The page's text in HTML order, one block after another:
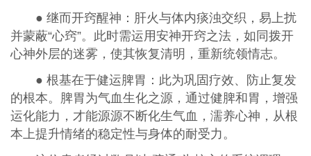
● 继而开窍醒神：肝火与体内痰浊交织，易上扰
并蒙蔽“心窍”。此时需运用安神开窍之法，如同拨开
心神外层的迷雾，使其恢复清明，重新统领情志。
● 根基在于健运脾胃：此为巩固疗效、防止复发
的根本。脾胃为气血生化之源，通过健脾和胃，增强
运化能力，才能源源不断化生气血，濡养心神，从根
本上提升情绪的稳定性与身体的耐受力。